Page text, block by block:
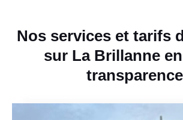
Nos services et tarifs
sur La Brillanne
transparence